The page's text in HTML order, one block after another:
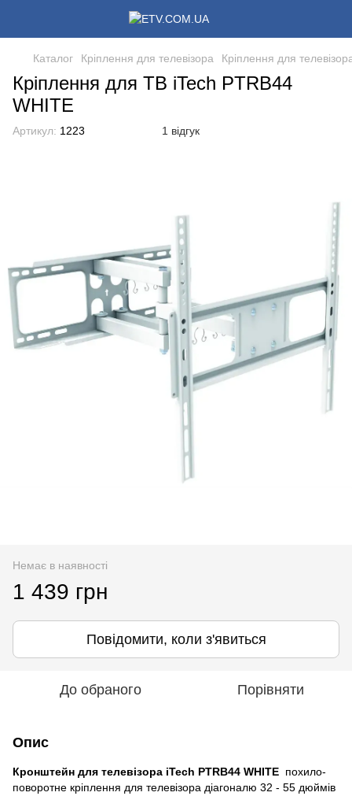
Каталог Кріплення для телевізора Кріплення для
Кріплення для ТВ iTech PTRB44
WHITE
Артикул: 1223 1 відгук
Немає в наявності
1 439 грн
Повідомити, коли з'явиться
До обраного Порівняти
Опис
Кронштейн для телевізора iTech PTRB44 WHITE похило-
поворотне кріплення для телевізора діагоналю 32 - 55 дюймів